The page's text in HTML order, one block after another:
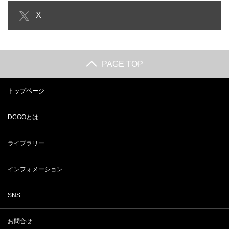
【4K｜BGM】YOLO｜素敵すぎる
宮古島のオーシャンビ…
X
PAGE TOP
トップページ
DCGOとは
ライブラリー
インフォメーション
SNS
お問合せ